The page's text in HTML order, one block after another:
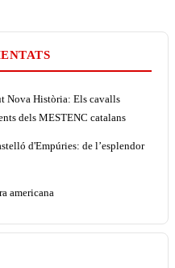
Nova Història: Els cavalls
dels MESTENC catalans
d'Empúries: de l’esplendor
americana